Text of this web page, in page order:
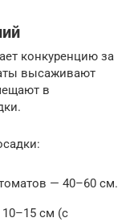
конкуренцию за
высаживают
в
— 40–60 см.
см (с